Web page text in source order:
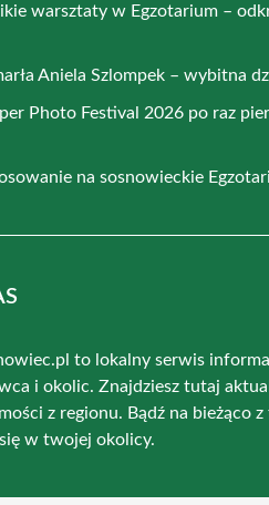
warsztaty w Egzotarium –
Aniela Szlompek – wybitna
Photo Festival 2026 po raz
na sosnowieckie
to lokalny serwis
i okolic. Znajdziesz tutaj
z regionu. Bądź na bieżąco
w twojej okolicy.